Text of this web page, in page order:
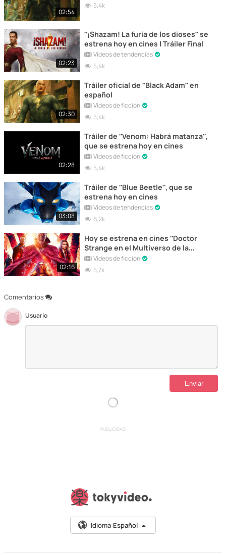
Comentarios
Usuario
02:54
5,4k
02:23
“¡Shazam! La furia de los dioses” se
estrena hoy en cines | Tráiler Final
Vídeos de tendencias
5,4k
02:30
Tráiler oficial de “Black Adam” en
español
Vídeos de ficción
5,4k
02:28
Tráiler de “Venom: Habrá matanza”,
que se estrena hoy en cines
Vídeos de ficción
5,4k
03:08
Tráiler de “Blue Beetle”, que se
estrena hoy en cines
Vídeos de tendencias
6,2k
02:16
Hoy se estrena en cines “Doctor
Strange en el Multiverso de la
Locura” | Tráiler Final
Vídeos de ficción
5,7k
PUBLICIDAD
Idioma:Español